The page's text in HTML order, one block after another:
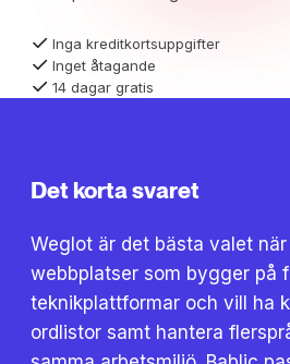
Inga kreditkortsuppgifter
Inget åtagande
14 dagar gratis
Det korta svaret
Weglot är det bästa valet
webbplatser som bygger på
teknikplattformar och vill ha
ordlistor samt hantera